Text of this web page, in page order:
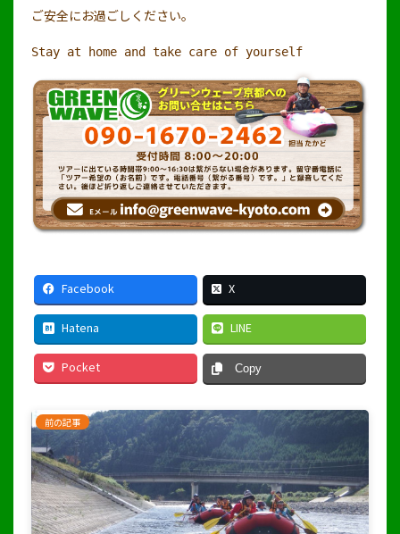
ご安全にお過ごしください。
Stay at home and take care of yourself
Facebook X
Hatena LINE
Pocket Copy
前の記事